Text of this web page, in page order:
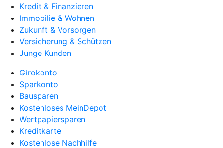
Kredit & Finanzieren
Immobilie & Wohnen
Zukunft & Vorsorgen
Versicherung & Schützen
Junge Kunden
Girokonto
Sparkonto
Bausparen
Kostenloses MeinDepot
Wertpapiersparen
Kreditkarte
Kostenlose Nachhilfe